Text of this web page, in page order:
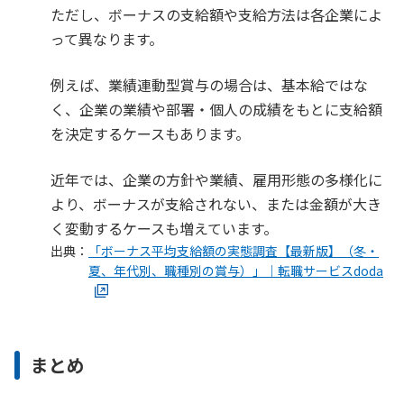
ただし、ボーナスの支給額や支給方法は各企業によ
って異なります。
例えば、業績連動型賞与の場合は、基本給ではな
く、企業の業績や部署・個人の成績をもとに支給額
を決定するケースもあります。
近年では、企業の方針や業績、雇用形態の多様化に
より、ボーナスが支給されない、または金額が大き
く変動するケースも増えています。
出典：
「ボーナス平均支給額の実態調査【最新版】（冬・
夏、年代別、職種別の賞与）」｜転職サービスdoda
まとめ